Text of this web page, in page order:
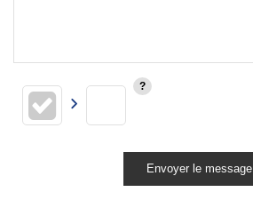
Envoyer le message